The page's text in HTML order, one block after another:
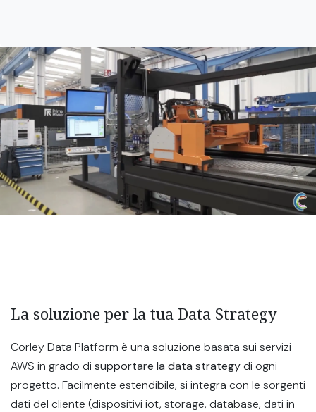
La soluzione per la tua Data Strategy
Corley Data Platform è una soluzione basata sui servizi
AWS in grado di supportare la data strategydi ogni
progetto. Facilmente estendibile, si integra con le sorgenti
dati del cliente (dispositivi iot, storage, database, dati in